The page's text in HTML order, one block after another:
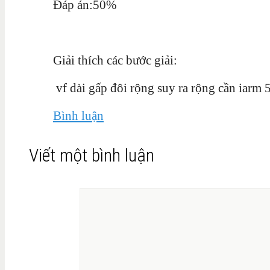
Đáp án:50%
Giải thích các bước giải:
vf dài gấp đôi rộng suy ra rộng cần iarm
Bình luận
Viết một bình luận